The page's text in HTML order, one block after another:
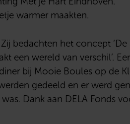
warmer maakten.
bedachten het concept ‘De
een wereld van verschil’.
bij Mooie Boules op de
gedeeld en er werd
Dank aan DELA Fonds